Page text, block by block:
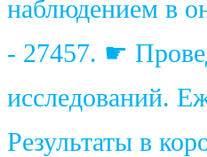
наблюдением в
- 27457. ☛
исследований.
Результаты в